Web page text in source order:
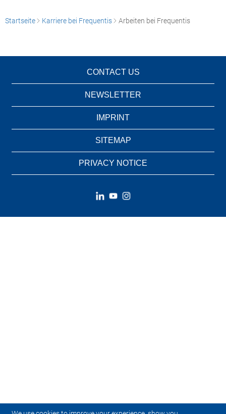
Startseite Karriere bei Frequentis Arbeiten bei Frequentis
CONTACT US
NEWSLETTER
IMPRINT
SITEMAP
PRIVACY NOTICE